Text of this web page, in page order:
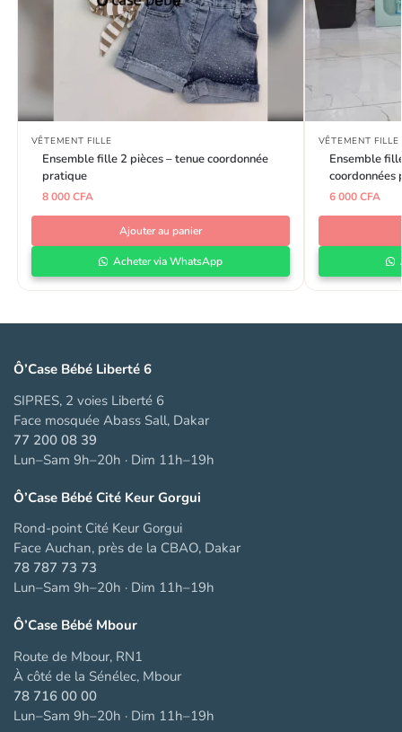
VÊTEMENT FILLE
Ensemble fille 2 pièces – tenue coordonnée
pratique
8 000CFA
Ajouter au panier
Acheter via WhatsApp
VÊTEMENT FILLE
Ensemble
coordonnées
6 000CFA
Ô’Case Bébé Liberté 6
SIPRES, 2 voies Liberté 6
Face mosquée Abass Sall, Dakar
77 200 08 39
Lun–Sam 9h–20h · Dim 11h–19h
Ô’Case Bébé Cité Keur Gorgui
Rond-point Cité Keur Gorgui
Face Auchan, près de la CBAO, Dakar
78 787 73 73
Lun–Sam 9h–20h · Dim 11h–19h
Ô’Case Bébé Mbour
Route de Mbour, RN1
À côté de la Sénélec, Mbour
78 716 00 00
Lun–Sam 9h–20h · Dim 11h–19h